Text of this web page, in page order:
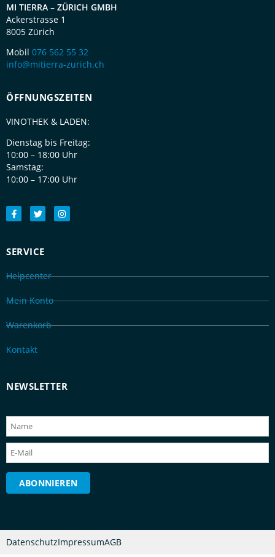
MI TIERRA – ZÜRICH GMBH
Ackerstrasse 1
8005 Zürich
Mobil 076 562 55 32
info@mitierra-zurich.ch
ÖFFNUNGSZEITEN
VINOTHEK & LADEN:
Dienstag bis Freitag:
10:00 – 18:00 Uhr
Samstag:
10:00 – 17:00 Uhr
SERVICE
Helpcenter
Mein Konto
Warenkorb
Kontakt
NEWSLETTER
DatenschutzImpressumAGB